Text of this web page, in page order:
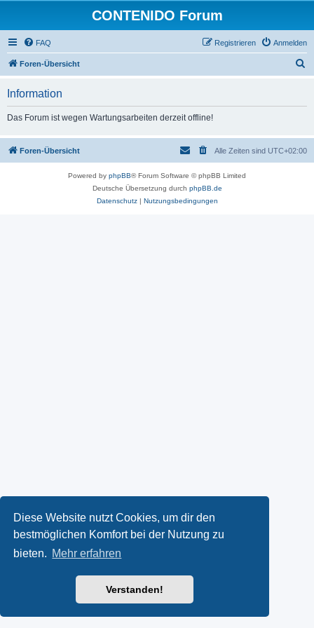
Diese Website nutzt Cookies, um dir den
bestmöglichen Komfort bei der Nutzung zu
bieten. Mehr erfahren
Verstanden!
CONTENIDO Forum
FAQ Anmelden
Registrieren
Foren-Übersicht
Information
Das Forum ist wegen Wartungsarbeiten derzeit offline!
Foren-Übersicht Alle Zeiten sind UTC+02:00
Powered by phpBB® Forum Software © phpBB Limited
Deutsche Übersetzung durch phpBB.de
Datenschutz| Nutzungsbedingungen